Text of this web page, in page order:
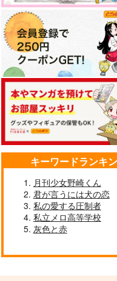
おれの初恋が黒髪メガ
ネの男メイドだった件
について
天井の蜘蛛といりこ
472円 （税込）
空閑遊真×三雲修
サンプル
作品詳細
倫
472
空閑
専売 472
ワールドトリガー
空閑遊真×三雲修
サンプル
カート
キーワードランキ
月刊少女野崎くん
君が言うには犬の恋
私の愛する圧制者
私立メロ高等学校
灰色と赤